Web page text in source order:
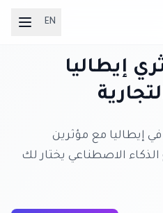
EN
إيطاليا
إيطاليا مع مؤثرين
الاصطناعي يختار لك